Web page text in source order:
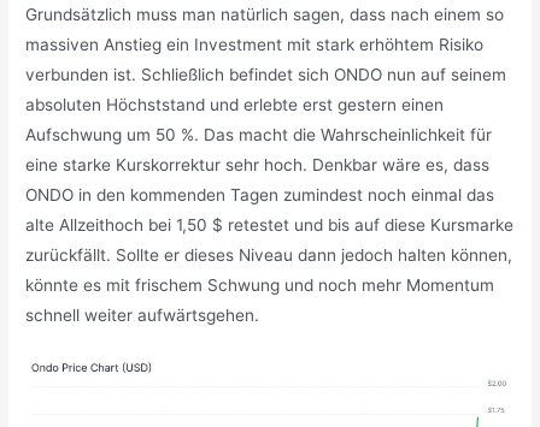
Grundsätzlich muss man natürlich sagen, dass nach einem so
massiven Anstieg ein Investment mit stark erhöhtem Risiko
verbunden ist. Schließlich befindet sich ONDO nun auf seinem
absoluten Höchststand und erlebte erst gestern einen
Aufschwung um 50 %. Das macht die Wahrscheinlichkeit für
eine starke Kurskorrektur sehr hoch. Denkbar wäre es, dass
ONDO in den kommenden Tagen zumindest noch einmal das
alte Allzeithoch bei 1,50 $ retestet und bis auf diese Kursmarke
zurückfällt. Sollte er dieses Niveau dann jedoch halten können,
könnte es mit frischem Schwung und noch mehr Momentum
schnell weiter aufwärtsgehen.